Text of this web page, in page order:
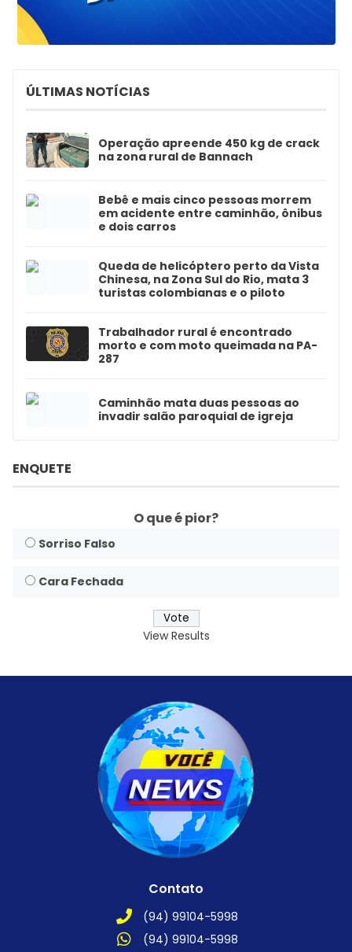
ÚLTIMAS NOTÍCIAS
Operação apreende 450 kg de crack
na zona rural de Bannach
Bebê e mais cinco pessoas morrem
em acidente entre caminhão, ônibus
e dois carros
Queda de helicóptero perto da Vista
Chinesa, na Zona Sul do Rio, mata 3
turistas colombianas e o piloto
Trabalhador rural é encontrado
morto e com moto queimada na PA-
287
Caminhão mata duas pessoas ao
invadir salão paroquial de igreja
ENQUETE
O que é pior?
Sorriso Falso
Cara Fechada
View Results
Contato
(94) 99104-5998
(94) 99104-5998